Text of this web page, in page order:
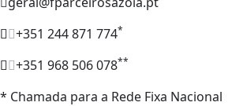
+351 244 871 774*
+351 968 506 078**
* Chamada para a Rede Fixa Nacional